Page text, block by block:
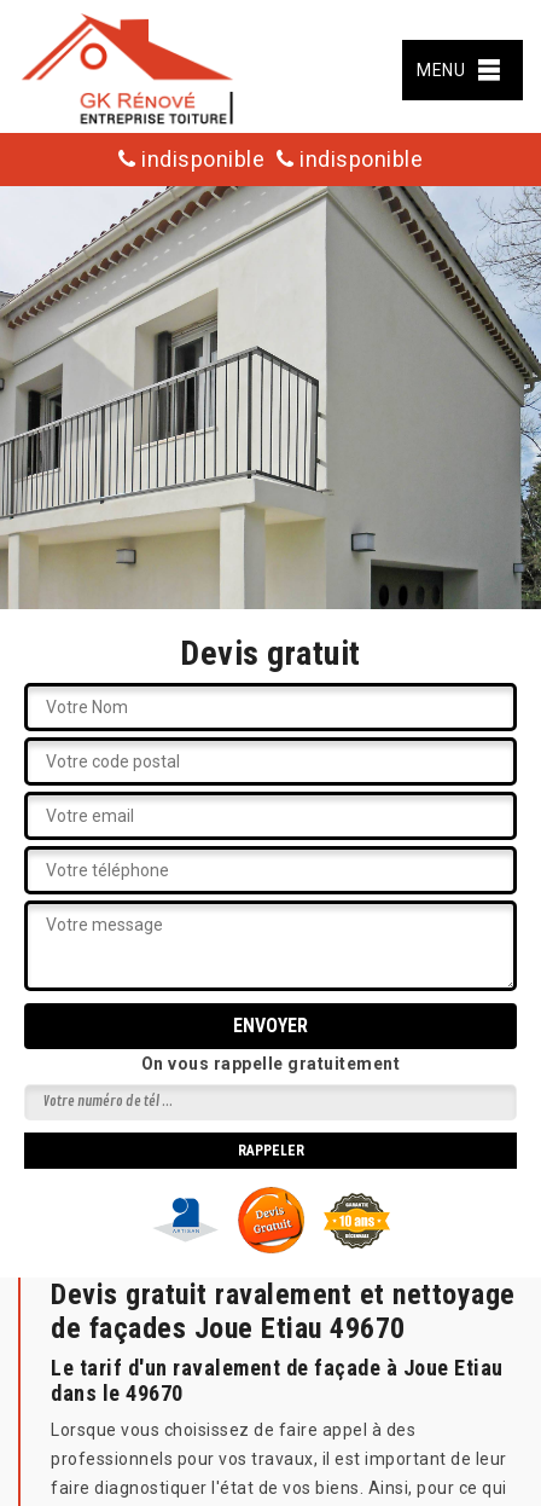
MENU
indisponible indisponible
Devis gratuit
On vous rappelle gratuitement
Devis gratuit ravalement et nettoyage
de façades Joue Etiau 49670
Le tarif d'un ravalement de façade à Joue Etiau
dans le 49670
Lorsque vous choisissez de faire appel à des
professionnels pour vos travaux, il est important de leur
faire diagnostiquer l'état de vos biens. Ainsi, pour ce qui